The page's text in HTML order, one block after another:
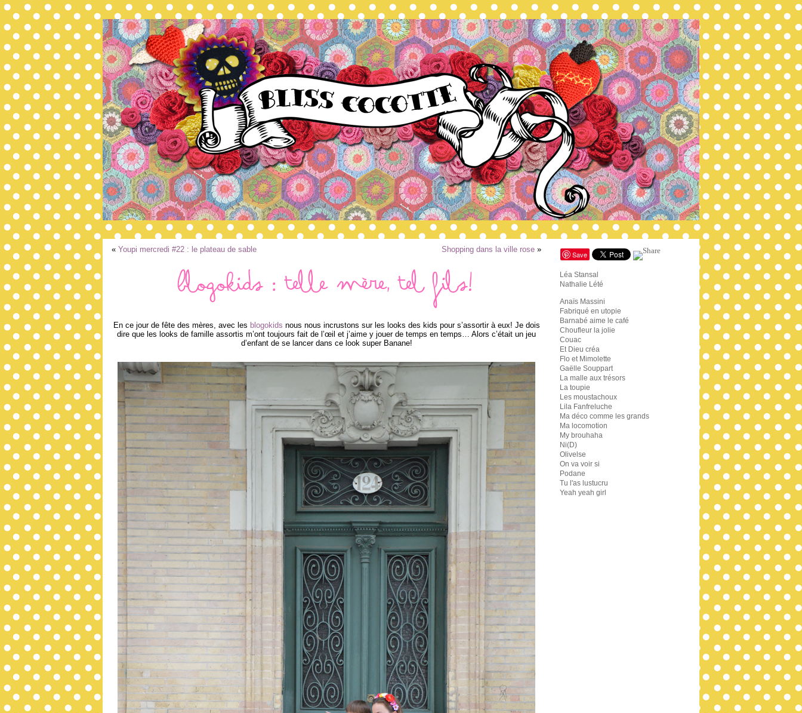
« Youpi mercredi #22 : le plateau de sable Shopping dans la ville rose »
Blogokids : telle mère, tel fils!
En ce jour de fête des mères, avec les blogokids nous nous incrustons sur les looks des kids pour s’assortir à eux! Je dois
dire que les looks de famille assortis m’ont toujours fait de l’œil et j’aime y jouer de temps en temps… Alors c’était un jeu
d’enfant de se lancer dans ce look super Banane!
Save
Léa Stansal
Nathalie Lété
Anaïs Massini
Fabriqué en utopie
Barnabé aime le café
Choufleur la jolie
Couac
Et Dieu créa
Flo et Mimolette
Gaëlle Souppart
La malle aux trésors
La toupie
Les moustachoux
Lila Fanfreluche
Ma déco comme les grands
Ma locomotion
My brouhaha
Ni(D)
Olivelse
On va voir si
Podane
Tu l'as lustucru
Yeah yeah girl